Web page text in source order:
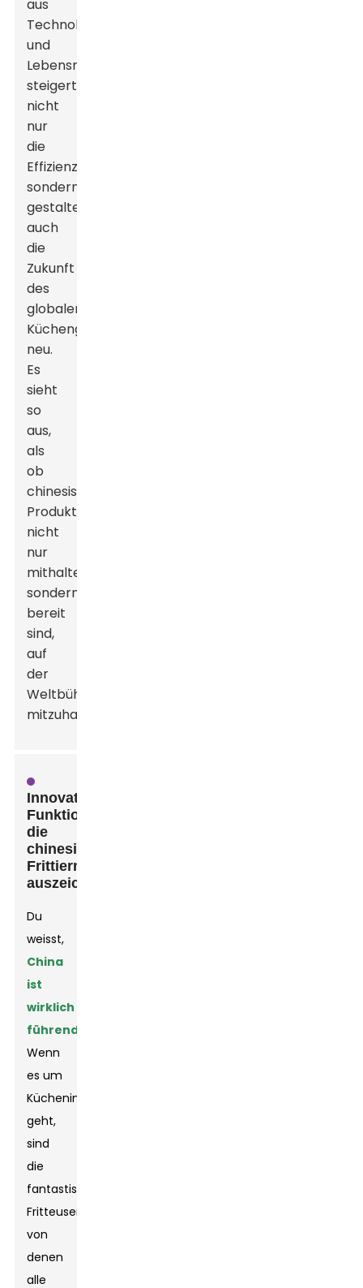
aus
Technologie
und
Lebensmittelverarbeitung
steigert
nicht
nur
die
Effizienz,
sondern
gestaltet
auch
die
Zukunft
des
globalen
Küchengerätemarktes
neu.
Es
sieht
so
aus,
als
ob
chinesische
Produkte
nicht
nur
mithalten,
sondern
bereit
sind,
auf
der
Weltbühne
mitzuhalten!
Innovative
Funktionen,
die
chinesische
Frittiermaschinen
auszeichnen
Du
weisst,
China
ist
wirklich
führend
Wenn
es um
Kücheninnovationen
geht,
sind
die
fantastischen
Fritteusen,
von
denen
alle